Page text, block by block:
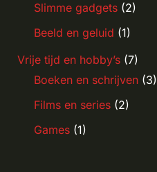
Slimme gadgets(2)
Beeld en geluid (1)
Vrije tijd en hobby’s(7)
Boeken en schrijven(3)
Films en series(2)
Games(1)